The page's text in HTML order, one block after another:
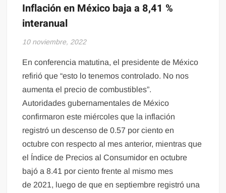
Inflación en México baja a 8,41 %
interanual
10 noviembre, 2022
En conferencia matutina, el presidente de México
refirió que “esto lo tenemos controlado. No nos
aumenta el precio de combustibles”.
Autoridades gubernamentales de México
confirmaron este miércoles que la inflación
registró un descenso de 0.57 por ciento en
octubre con respecto al mes anterior, mientras que
el Índice de Precios al Consumidor en octubre
bajó a 8.41 por ciento frente al mismo mes
de 2021, luego de que en septiembre registró una